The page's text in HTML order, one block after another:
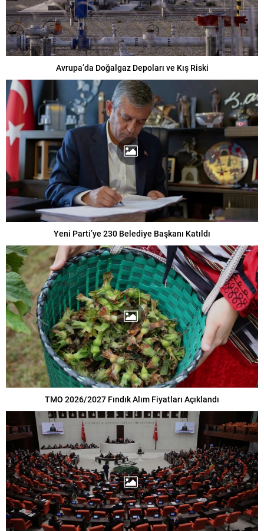
Avrupa’da Doğalgaz Depoları ve Kış Riski
Yeni Parti’ye 230 Belediye Başkanı Katıldı
TMO 2026/2027 Fındık Alım Fiyatları Açıklandı